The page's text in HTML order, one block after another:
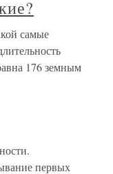
самые
176 земным
первых